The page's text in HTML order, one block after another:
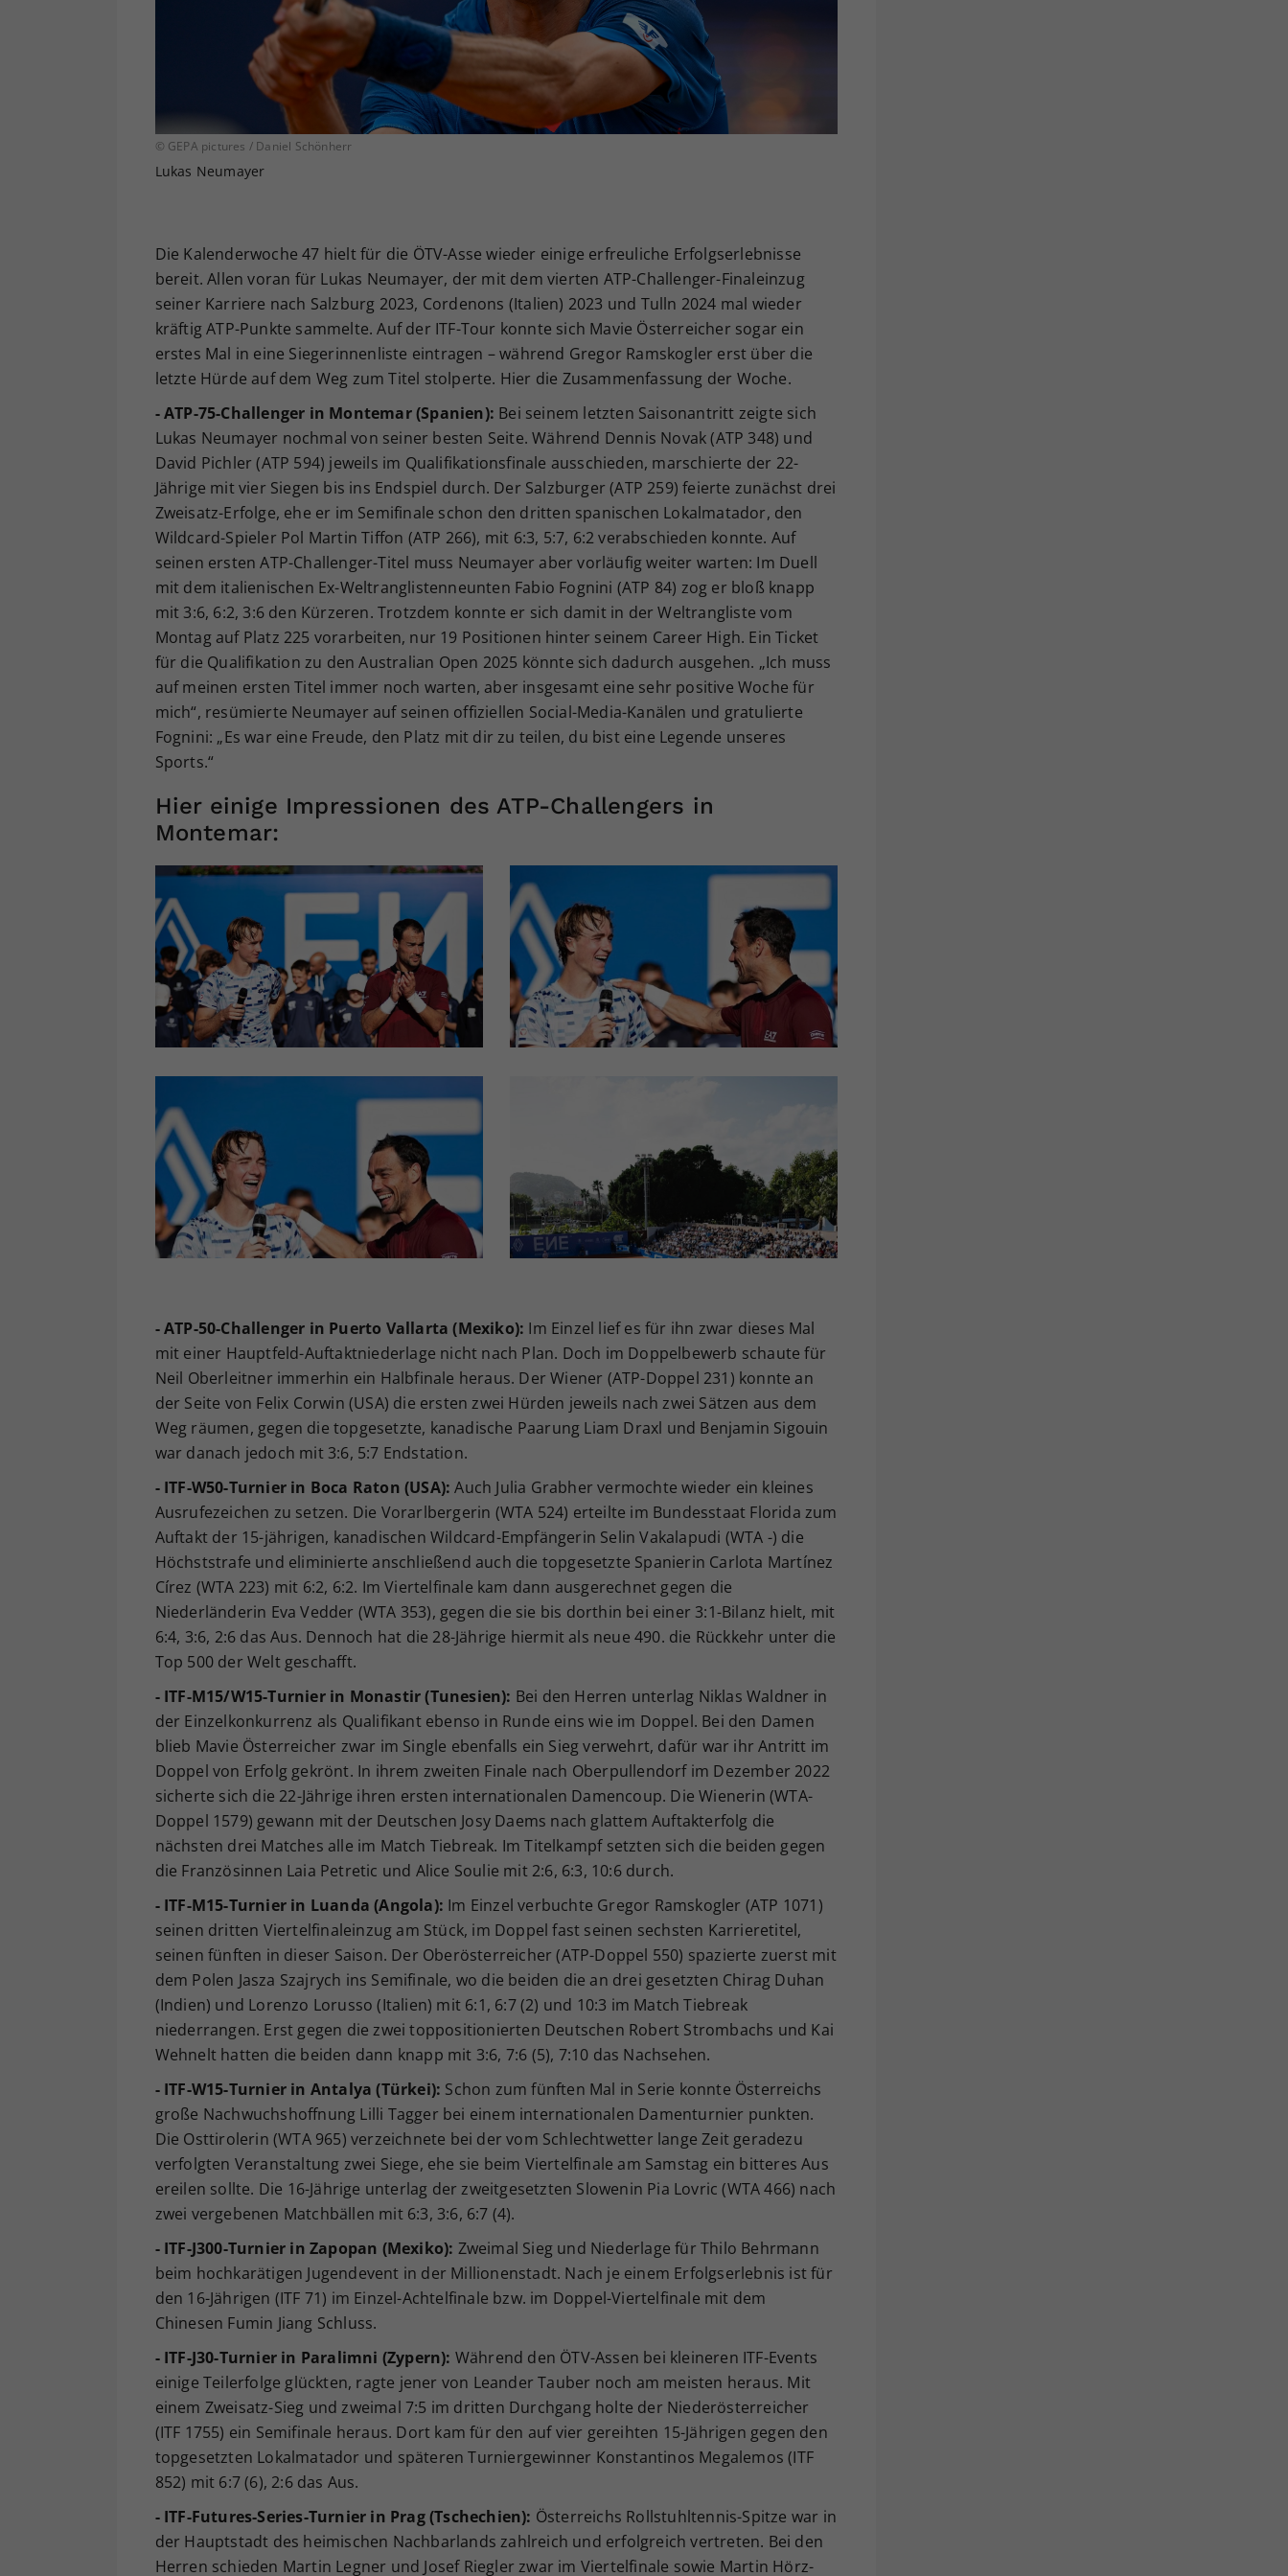
© GEPA pictures / Daniel Schönherr
Lukas Neumayer
Die Kalenderwoche 47 hielt für die ÖTV-Asse wieder einige erfreuliche Erfolgserlebnisse
bereit. Allen voran für Lukas Neumayer, der mit dem vierten ATP-Challenger-Finaleinzug
seiner Karriere nach Salzburg 2023, Cordenons (Italien) 2023 und Tulln 2024 mal wieder
kräftig ATP-Punkte sammelte. Auf der ITF-Tour konnte sich Mavie Österreicher sogar ein
erstes Mal in eine Siegerinnenliste eintragen – während Gregor Ramskogler erst über die
letzte Hürde auf dem Weg zum Titel stolperte. Hier die Zusammenfassung der Woche.
- ATP-75-Challenger in Montemar (Spanien): Bei seinem letzten Saisonantritt zeigte sich
Lukas Neumayer nochmal von seiner besten Seite. Während Dennis Novak (ATP 348) und
David Pichler (ATP 594) jeweils im Qualifikationsfinale ausschieden, marschierte der 22-
Jährige mit vier Siegen bis ins Endspiel durch. Der Salzburger (ATP 259) feierte zunächst drei
Zweisatz-Erfolge, ehe er im Semifinale schon den dritten spanischen Lokalmatador, den
Wildcard-Spieler Pol Martin Tiffon (ATP 266), mit 6:3, 5:7, 6:2 verabschieden konnte. Auf
seinen ersten ATP-Challenger-Titel muss Neumayer aber vorläufig weiter warten: Im Duell
mit dem italienischen Ex-Weltranglistenneunten Fabio Fognini (ATP 84) zog er bloß knapp
mit 3:6, 6:2, 3:6 den Kürzeren. Trotzdem konnte er sich damit in der Weltrangliste vom
Montag auf Platz 225 vorarbeiten, nur 19 Positionen hinter seinem Career High. Ein Ticket
für die Qualifikation zu den Australian Open 2025 könnte sich dadurch ausgehen. „Ich muss
auf meinen ersten Titel immer noch warten, aber insgesamt eine sehr positive Woche für
mich“, resümierte Neumayer auf seinen offiziellen Social-Media-Kanälen und gratulierte
Fognini: „Es war eine Freude, den Platz mit dir zu teilen, du bist eine Legende unseres
Sports.“
Hier einige Impressionen des ATP-Challengers in
Montemar:
- ATP-50-Challenger in Puerto Vallarta (Mexiko): Im Einzel lief es für ihn zwar dieses Mal
mit einer Hauptfeld-Auftaktniederlage nicht nach Plan. Doch im Doppelbewerb schaute für
Neil Oberleitner immerhin ein Halbfinale heraus. Der Wiener (ATP-Doppel 231) konnte an
der Seite von Felix Corwin (USA) die ersten zwei Hürden jeweils nach zwei Sätzen aus dem
Weg räumen, gegen die topgesetzte, kanadische Paarung Liam Draxl und Benjamin Sigouin
war danach jedoch mit 3:6, 5:7 Endstation.
- ITF-W50-Turnier in Boca Raton (USA): Auch Julia Grabher vermochte wieder ein kleines
Ausrufezeichen zu setzen. Die Vorarlbergerin (WTA 524) erteilte im Bundesstaat Florida zum
Auftakt der 15-jährigen, kanadischen Wildcard-Empfängerin Selin Vakalapudi (WTA -) die
Höchststrafe und eliminierte anschließend auch die topgesetzte Spanierin Carlota Martínez
Círez (WTA 223) mit 6:2, 6:2. Im Viertelfinale kam dann ausgerechnet gegen die
Niederländerin Eva Vedder (WTA 353), gegen die sie bis dorthin bei einer 3:1-Bilanz hielt, mit
6:4, 3:6, 2:6 das Aus. Dennoch hat die 28-Jährige hiermit als neue 490. die Rückkehr unter die
Top 500 der Welt geschafft.
- ITF-M15/W15-Turnier in Monastir (Tunesien): Bei den Herren unterlag Niklas Waldner in
der Einzelkonkurrenz als Qualifikant ebenso in Runde eins wie im Doppel. Bei den Damen
blieb Mavie Österreicher zwar im Single ebenfalls ein Sieg verwehrt, dafür war ihr Antritt im
Doppel von Erfolg gekrönt. In ihrem zweiten Finale nach Oberpullendorf im Dezember 2022
sicherte sich die 22-Jährige ihren ersten internationalen Damencoup. Die Wienerin (WTA-
Doppel 1579) gewann mit der Deutschen Josy Daems nach glattem Auftakterfolg die
nächsten drei Matches alle im Match Tiebreak. Im Titelkampf setzten sich die beiden gegen
die Französinnen Laia Petretic und Alice Soulie mit 2:6, 6:3, 10:6 durch.
- ITF-M15-Turnier in Luanda (Angola): Im Einzel verbuchte Gregor Ramskogler (ATP 1071)
seinen dritten Viertelfinaleinzug am Stück, im Doppel fast seinen sechsten Karrieretitel,
seinen fünften in dieser Saison. Der Oberösterreicher (ATP-Doppel 550) spazierte zuerst mit
dem Polen Jasza Szajrych ins Semifinale, wo die beiden die an drei gesetzten Chirag Duhan
(Indien) und Lorenzo Lorusso (Italien) mit 6:1, 6:7 (2) und 10:3 im Match Tiebreak
niederrangen. Erst gegen die zwei toppositionierten Deutschen Robert Strombachs und Kai
Wehnelt hatten die beiden dann knapp mit 3:6, 7:6 (5), 7:10 das Nachsehen.
- ITF-W15-Turnier in Antalya (Türkei): Schon zum fünften Mal in Serie konnte Österreichs
große Nachwuchshoffnung Lilli Tagger bei einem internationalen Damenturnier punkten.
Die Osttirolerin (WTA 965) verzeichnete bei der vom Schlechtwetter lange Zeit geradezu
verfolgten Veranstaltung zwei Siege, ehe sie beim Viertelfinale am Samstag ein bitteres Aus
ereilen sollte. Die 16-Jährige unterlag der zweitgesetzten Slowenin Pia Lovric (WTA 466) nach
zwei vergebenen Matchbällen mit 6:3, 3:6, 6:7 (4).
- ITF-J300-Turnier in Zapopan (Mexiko): Zweimal Sieg und Niederlage für Thilo Behrmann
beim hochkarätigen Jugendevent in der Millionenstadt. Nach je einem Erfolgserlebnis ist für
den 16-Jährigen (ITF 71) im Einzel-Achtelfinale bzw. im Doppel-Viertelfinale mit dem
Chinesen Fumin Jiang Schluss.
- ITF-J30-Turnier in Paralimni (Zypern): Während den ÖTV-Assen bei kleineren ITF-Events
einige Teilerfolge glückten, ragte jener von Leander Tauber noch am meisten heraus. Mit
einem Zweisatz-Sieg und zweimal 7:5 im dritten Durchgang holte der Niederösterreicher
(ITF 1755) ein Semifinale heraus. Dort kam für den auf vier gereihten 15-Jährigen gegen den
topgesetzten Lokalmatador und späteren Turniergewinner Konstantinos Megalemos (ITF
852) mit 6:7 (6), 2:6 das Aus.
- ITF-Futures-Series-Turnier in Prag (Tschechien): Österreichs Rollstuhltennis-Spitze war in
der Hauptstadt des heimischen Nachbarlands zahlreich und erfolgreich vertreten. Bei den
Herren schieden Martin Legner und Josef Riegler zwar im Viertelfinale sowie Martin Hörz-
Ihrer vorgenommen Einstellungen, falls der
Webseiten-Betreiber dies eingestellt hat.